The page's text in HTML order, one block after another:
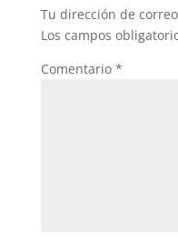
Tu dirección de
Los campos
Comentario *